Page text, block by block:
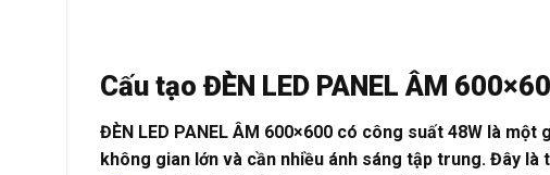
Cấu tạo ĐÈN LED PANEL ÂM
ĐÈN LED PANEL ÂM 600×600 có công suất 48W là một
không gian lớn và cần nhiều ánh sáng tập trung. Đây